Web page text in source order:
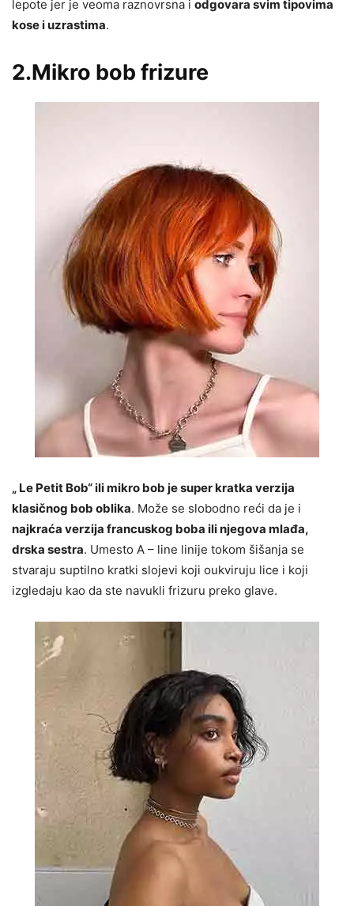
lepote jer je veoma raznovrsna i odgovara svim tipovima
kose i uzrastima.
2.Mikro bob frizure
„ Le Petit Bob“ ili mikro bob je super kratka verzija
klasičnog bob oblika. Može se slobodno reći da je i
najkraća verzija francuskog boba ili njegova mlađa,
drska sestra. Umesto A – line linije tokom šišanja se
stvaraju suptilno kratki slojevi koji oukviruju lice i koji
izgledaju kao da ste navukli frizuru preko glave.